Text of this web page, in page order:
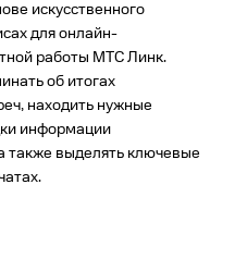
искусственного
для онлайн-
работы МТС Линк.
об итогах
находить нужные
информации
также выделять ключевые